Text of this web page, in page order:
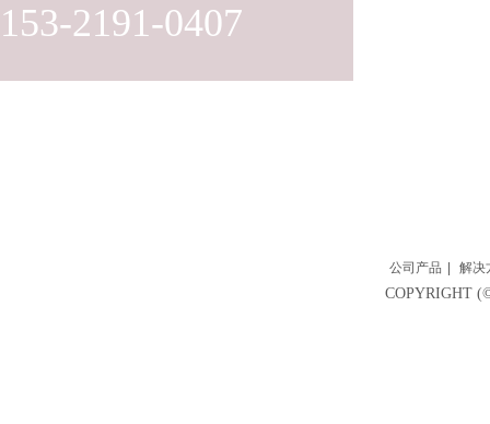
153-2191-0407
公司产品 解决
COPYRIGHT